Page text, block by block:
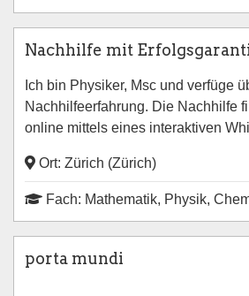
Nachhilfe mit
Ich bin Physiker, Msc und verfüge
Nachhilfeerfahrung. Die Nachhilfe
online mittels eines interaktiven
Ort: Zürich (Zürich)
Fach: Mathematik, Physik,
porta mundi